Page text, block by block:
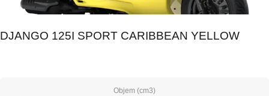
DJANGO 125I SPORT CARIBBEAN YELLOW
Objem (cm3)